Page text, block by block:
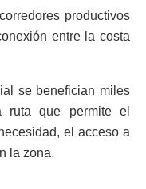
productivos
entre la costa
se benefician miles
ruta que permite el
el acceso a
la zona.